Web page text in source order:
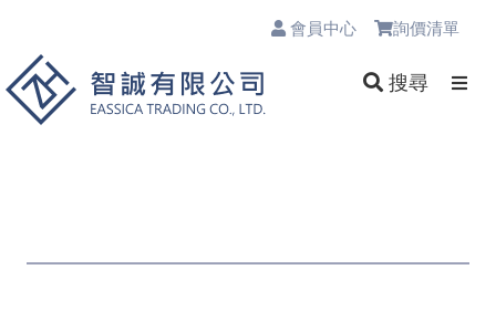
會員中心 詢價清單
搜尋